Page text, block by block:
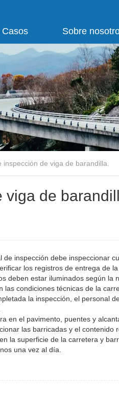
Casos Sobre
inspección de viga de barandilla.
viga de
inspección debe inspeccionar
los registros de entrega de
deben estar iluminados según la
condiciones técnicas de la
la inspección, el personal
el pavimento, puentes y
las barricadas y el contenido
la superficie de la carretera y
una vez al día.